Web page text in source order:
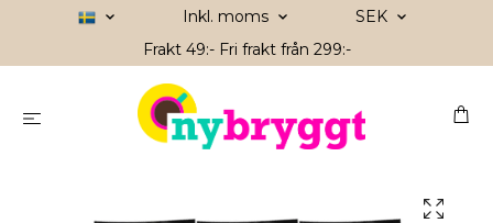
Inkl. moms
SEK
Frakt 49:- Fri frakt från 299:-